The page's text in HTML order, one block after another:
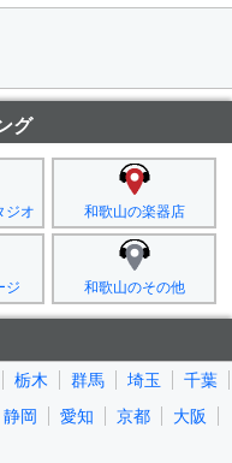
グ
ジオ 和歌山の楽器店
ジ 和歌山のその他
栃木 群馬 埼玉
千葉
静岡 愛知 京都
大阪